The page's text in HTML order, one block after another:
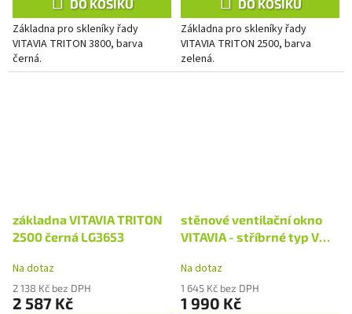
DO KOŠÍKU
Základna pro skleníky řady
VITAVIA TRITON 3800, barva
černá.
DO KOŠÍKU
Základna pro skleníky řady
VITAVIA TRITON 2500, barva
zelená.
základna VITAVIA TRITON
2500 černá LG3653
Na dotaz
2 138 Kč bez DPH
2 587 Kč
stěnové ventilační okno
VITAVIA - stříbrné typ V
LG3089
Na dotaz
1 645 Kč bez DPH
1 990 Kč